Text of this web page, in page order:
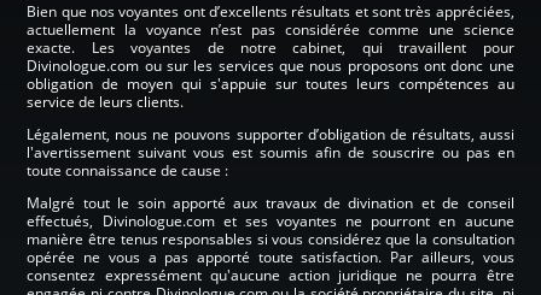
Bien que nos voyantes ont d’excellents résultats et sont très appréciées,
actuellement la voyance n’est pas considérée comme une science
exacte. Les voyantes de notre cabinet, qui travaillent pour
Divinologue.com ou sur les services que nous proposons ont donc une
obligation de moyen qui s'appuie sur toutes leurs compétences au
service de leurs clients.
Légalement, nous ne pouvons supporter d’obligation de résultats, aussi
l'avertissement suivant vous est soumis afin de souscrire ou pas en
toute connaissance de cause :
Malgré tout le soin apporté aux travaux de divination et de conseil
effectués, Divinologue.com et ses voyantes ne pourront en aucune
manière être tenus responsables si vous considérez que la consultation
opérée ne vous a pas apporté toute satisfaction. Par ailleurs, vous
consentez expressément qu'aucune action juridique ne pourra être